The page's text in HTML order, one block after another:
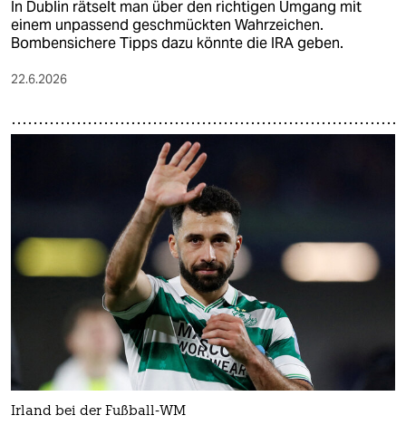
In Dublin rätselt man über den richtigen Umgang mit
einem unpassend geschmückten Wahrzeichen.
Bombensichere Tipps dazu könnte die IRA geben.
22.6.2026
Irland bei der Fußball-WM